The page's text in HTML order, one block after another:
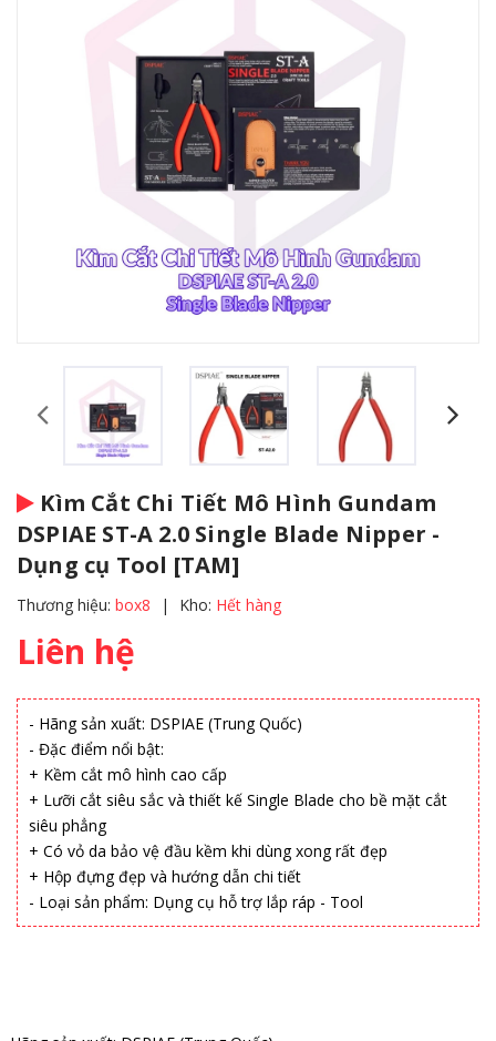
Kìm Cắt Chi Tiết Mô Hình Gundam
DSPIAE ST-A 2.0 Single Blade Nipper -
Dụng cụ Tool [TAM]
Thương hiệu: box8 | Kho: Hết hàng
Liên hệ
- Hãng sản xuất: DSPIAE (Trung Quốc)
- Đặc điểm nổi bật:
+ Kềm cắt mô hình cao cấp
+ Lưỡi cắt siêu sắc và thiết kế Single Blade cho bề mặt cắt
siêu phẳng
+ Có vỏ da bảo vệ đầu kềm khi dùng xong rất đẹp
+ Hộp đựng đẹp và hướng dẫn chi tiết
- Loại sản phẩm: Dụng cụ hỗ trợ lắp ráp - Tool